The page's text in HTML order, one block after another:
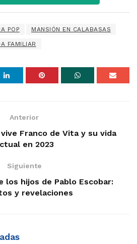
POP MANSIÓN EN CALABASAS
FAMILIAR
Anterior
Franco de Vita y su vida
en 2023
Siguiente
los hijos de Pablo Escobar:
y revelaciones